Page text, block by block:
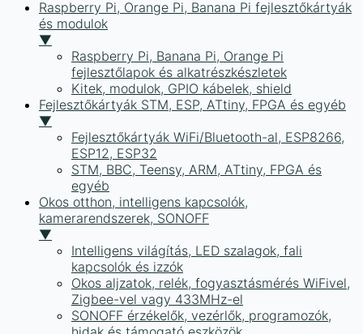
Raspberry Pi, Orange Pi, Banana Pi fejlesztőkártyák
és modulok
▼
Raspberry Pi, Banana Pi, Orange Pi
fejlesztőlapok és alkatrészkészletek
Kitek, modulok, GPIO kábelek, shield
Fejlesztőkártyák STM, ESP, ATtiny, FPGA és egyéb
▼
Fejlesztőkártyák WiFi/Bluetooth-al, ESP8266,
ESP12, ESP32
STM, BBC, Teensy, ARM, ATtiny, FPGA és
egyéb
Okos otthon, intelligens kapcsolók,
kamerarendszerek, SONOFF
▼
Intelligens világítás, LED szalagok, fali
kapcsolók és izzók
Okos aljzatok, relék, fogyasztásmérés WiFivel,
Zigbee-vel vagy 433MHz-el
SONOFF érzékelők, vezérlők, programozók,